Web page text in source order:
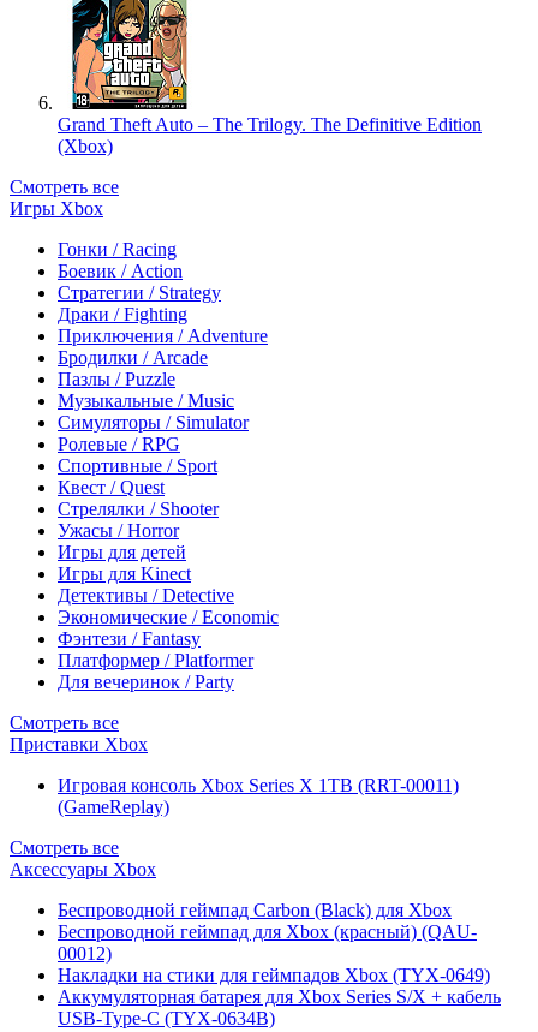
Grand Theft Auto – The Trilogy. The Definitive Edition
(Xbox)
Смотреть все
Игры Xbox
Гонки / Racing
Боевик / Action
Стратегии / Strategy
Драки / Fighting
Приключения / Adventure
Бродилки / Arcade
Пазлы / Puzzle
Музыкальные / Music
Симуляторы / Simulator
Ролевые / RPG
Спортивные / Sport
Квест / Quest
Стрелялки / Shooter
Ужасы / Horror
Игры для детей
Игры для Kinect
Детективы / Detective
Экономические / Economic
Фэнтези / Fantasy
Платформер / Platformer
Для вечеринок / Party
Смотреть все
Приставки Xbox
Игровая консоль Xbox Series X 1TB (RRT-00011)
(GameReplay)
Смотреть все
Аксессуары Xbox
Беспроводной геймпад Carbon (Black) для Xbox
Беспроводной геймпад для Xbox (красный) (QAU-
00012)
Накладки на стики для геймпадов Xbox (TYX-0649)
Аккумуляторная батарея для Xbox Series S/X + кабель
USB-Type-C (TYX-0634B)